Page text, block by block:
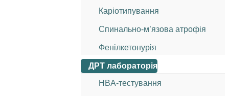
Каріотипування
Спинально-м’язова атрофія
Фенілкетонурія
ДРТ лабораторія
HBA-тестування